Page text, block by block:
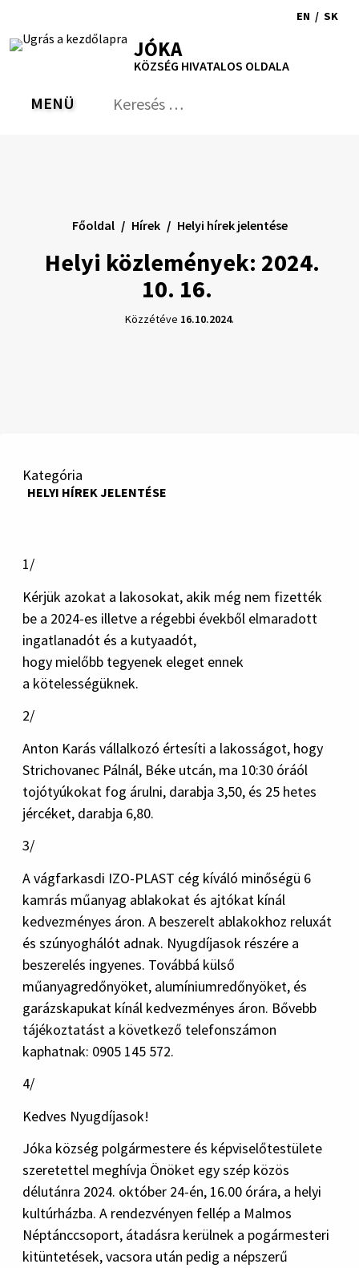
tartalomra
RSS Oldaltérkép
Nyomtatás
EN / SK
JÓKA
KÖZSÉG HIVATALOS OLDALA
VÁLTÁS
MENÜ Keresés:
Helyi közlemények: 2024.
10. 16.
Főoldal Hírek Helyi hírek jelentése
Közzétéve 16.10.2024.
Kategória
HELYI HÍREK JELENTÉSE
1/
Kérjük azokat a lakosokat, akik még nem fizették
be a 2024-es illetve a régebbi évekből elmaradott
ingatlanadót és a kutyaadót,
hogy mielőbb tegyenek eleget ennek
a kötelességüknek.
2/
Anton Karás vállalkozó értesíti a lakosságot, hogy
Strichovanec Pálnál, Béke utcán, ma 10:30 óráól
tojótyúkokat fog árulni, darabja 3,50, és 25 hetes
jércéket, darabja 6,80.
3/
A vágfarkasdi IZO-PLAST cég kíváló minőségü 6
kamrás műanyag ablakokat és ajtókat kínál
kedvezményes áron. A beszerelt ablakokhoz reluxát
és szúnyoghálót adnak. Nyugdíjasok részére a
beszerelés ingyenes. Továbbá külső
műanyagredőnyöket, alumíniumredőnyöket, és
garázskapukat kínál kedvezményes áron. Bővebb
tájékoztatást a következő telefonszámon
kaphatnak: 0905 145 572.
4/
Kedves Nyugdíjasok!
Jóka község polgármestere és képviselőtestülete
szeretettel meghívja Önöket egy szép közös
délutánra 2024. október 24-én, 16.00 órára, a helyi
kultúrházba. A rendezvényen fellép a Malmos
Néptánccsoport, átadásra kerülnek a pogármesteri
kitüntetések, vacsora után pedig a népszerű